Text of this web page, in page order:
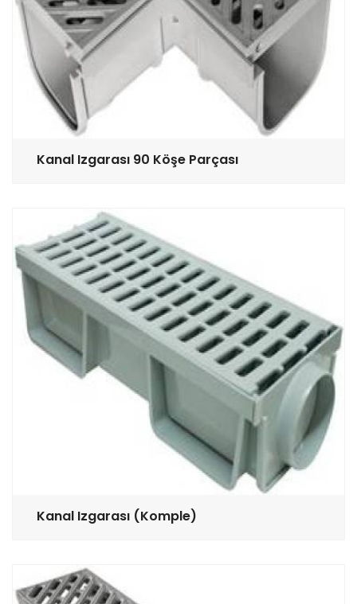
Kanal Izgarası 90 Köşe Parçası
Kanal Izgarası (Komple)